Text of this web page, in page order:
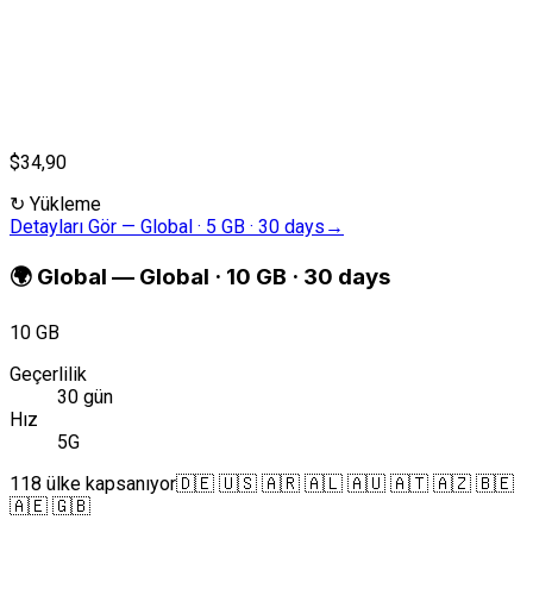
$34,90
↻ Yükleme
Detayları Gör — Global · 5 GB · 30 days →
🌍 Global — Global · 10 GB · 30 days
10 GB
Geçerlilik
30 gün
Hız
5G
118 ülke kapsanıyor🇩🇪 🇺🇸 🇦🇷 🇦🇱 🇦🇺 🇦🇹 🇦🇿 🇧🇪
🇦🇪 🇬🇧